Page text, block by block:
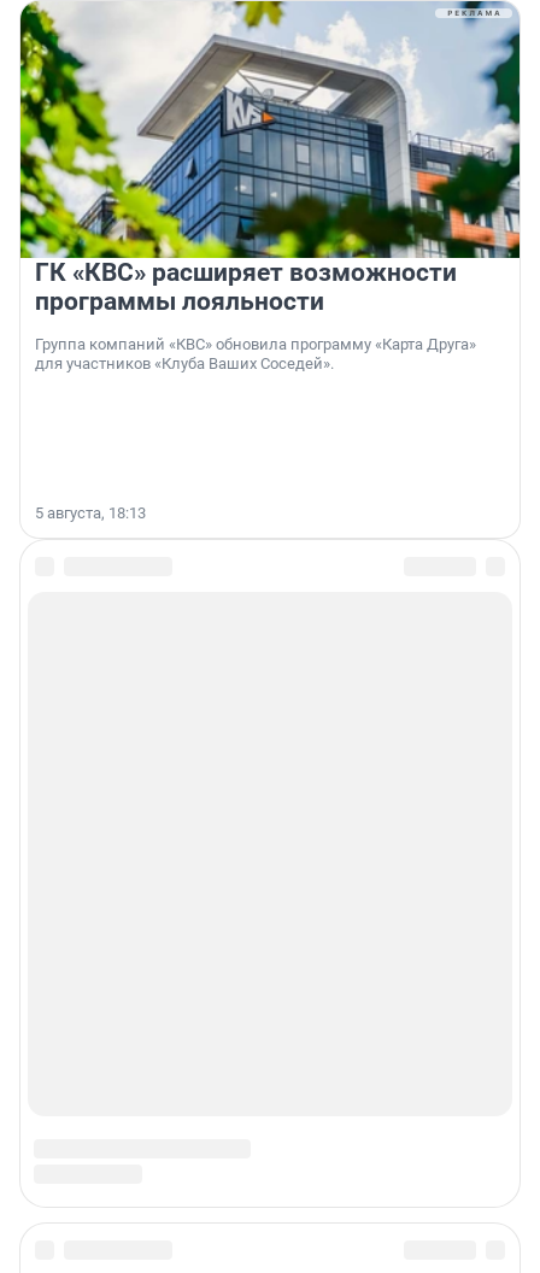
ГК «КВС» расширяет возможности
программы лояльности
Группа компаний «КВС» обновила программу «Карта Друга»
для участников «Клуба Ваших Соседей».
5 августа, 18:13